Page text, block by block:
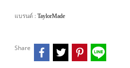
แบรนด์ : TaylorMade
Share